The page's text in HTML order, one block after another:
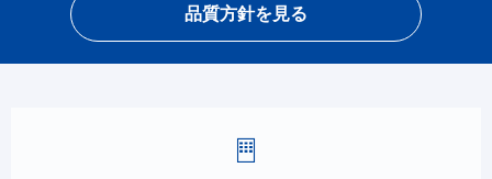
品質方針を見る